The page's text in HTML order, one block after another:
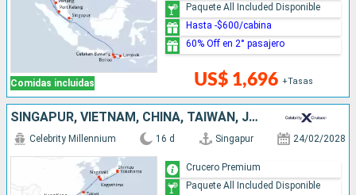
Comidas incluidas US$ 1,696 +Tasas
Paquete All Included Disponible
Hasta -$600/cabina
60% Off en 2° pasajero
SINGAPUR, VIETNAM, CHINA, TAIWÁN, JAPÓN
Celebrity Millennium 16 d Singapur 24/02/2028
Crucero Premium
Paquete All Included Disponible